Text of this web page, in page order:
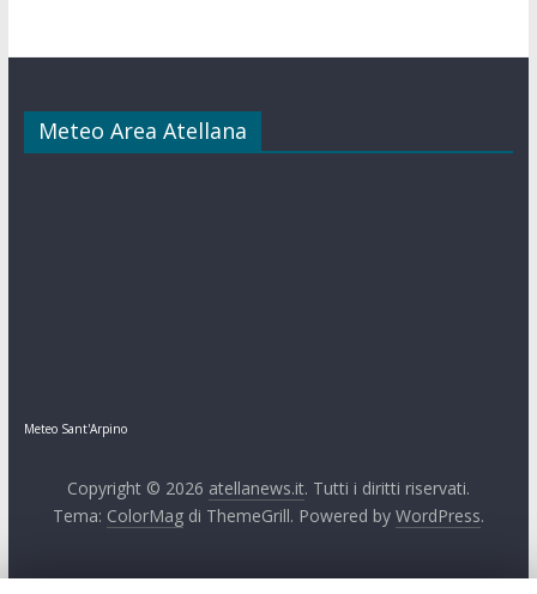
Meteo Area Atellana
Meteo Sant'Arpino
Copyright © 2026 atellanews.it. Tutti i diritti riservati.
Tema: ColorMagdi ThemeGrill. Powered by WordPress.